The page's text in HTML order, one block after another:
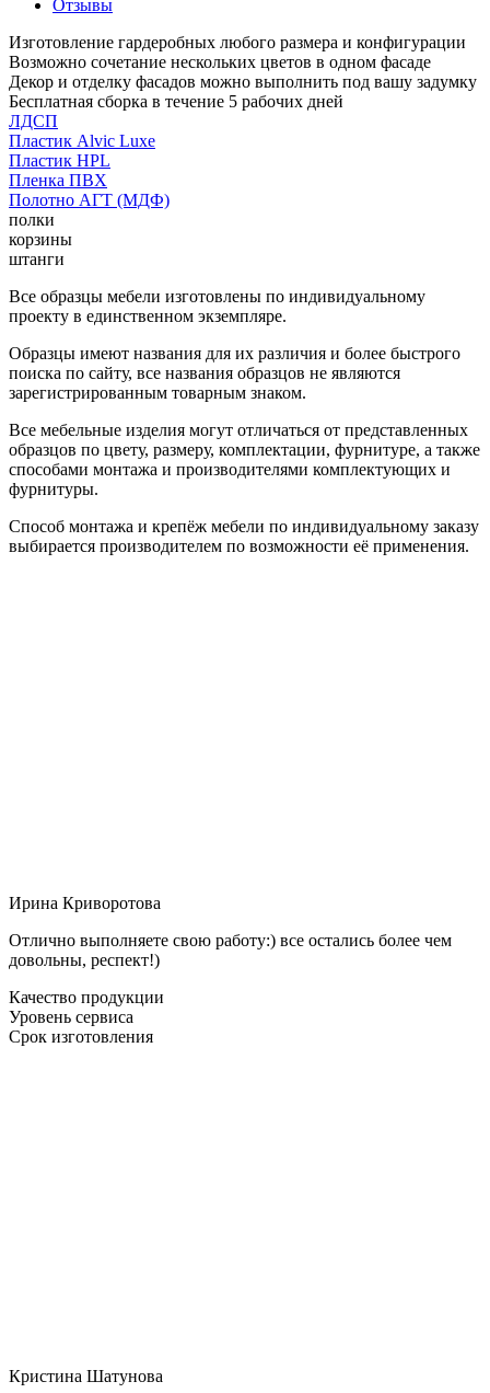
Отзывы
Изготовление гардеробных любого размера и конфигурации
Возможно сочетание нескольких цветов в одном фасаде
Декор и отделку фасадов можно выполнить под вашу задумку
Бесплатная сборка в течение 5 рабочих дней
ЛДСП
Пластик Alvic Luxe
Пластик HPL
Пленка ПВХ
Полотно АГТ (МДФ)
полки
корзины
штанги
Все образцы мебели изготовлены по индивидуальному
проекту в единственном экземпляре.
Образцы имеют названия для их различия и более быстрого
поиска по сайту, все названия образцов не являются
зарегистрированным товарным знаком.
Все мебельные изделия могут отличаться от представленных
образцов по цвету, размеру, комплектации, фурнитуре, а также
способами монтажа и производителями комплектующих и
фурнитуры.
Способ монтажа и крепёж мебели по индивидуальному заказу
выбирается производителем по возможности её применения.
Ирина Криворотова
Отлично выполняете свою работу:) все остались более чем
довольны, респект!)
Качество продукции
Уровень сервиса
Срок изготовления
Кристина Шатунова